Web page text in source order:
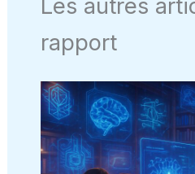
Les autres
rapport